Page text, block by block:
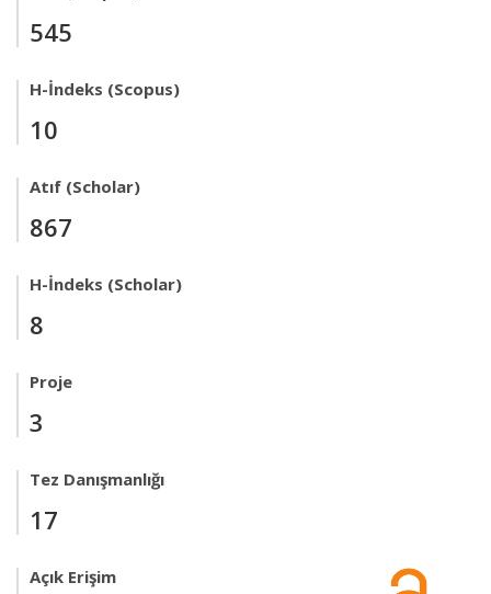
545
H-İndeks (Scopus)
10
Atıf (Scholar)
867
H-İndeks (Scholar)
8
Proje
3
Tez Danışmanlığı
17
Açık Erişim